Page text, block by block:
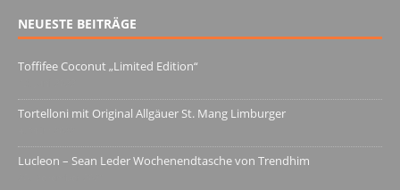
NEUESTE BEITRÄGE
Toffifee Coconut „Limited Edition“
Tortelloni mit Original Allgäuer St. Mang Limburger
Lucleon – Sean Leder Wochenendtasche von Trendhim